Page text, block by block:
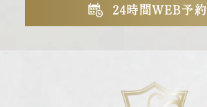
24時間WEB予約